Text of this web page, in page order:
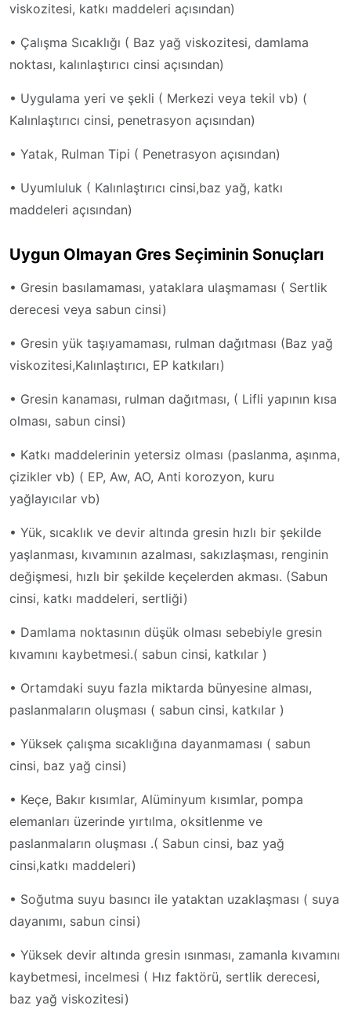
viskozitesi, katkı maddeleri açısından)
• Çalışma Sıcaklığı ( Baz yağ viskozitesi, damlama
noktası, kalınlaştırıcı cinsi açısından)
• Uygulama yeri ve şekli ( Merkezi veya tekil vb) (
Kalınlaştırıcı cinsi, penetrasyon açısından)
• Yatak, Rulman Tipi ( Penetrasyon açısından)
• Uyumluluk ( Kalınlaştırıcı cinsi,baz yağ, katkı
maddeleri açısından)
Uygun Olmayan Gres Seçiminin Sonuçları
• Gresin basılamaması, yataklara ulaşmaması ( Sertlik
derecesi veya sabun cinsi)
• Gresin yük taşıyamaması, rulman dağıtması (Baz yağ
viskozitesi,Kalınlaştırıcı, EP katkıları)
• Gresin kanaması, rulman dağıtması, ( Lifli yapının kısa
olması, sabun cinsi)
• Katkı maddelerinin yetersiz olması (paslanma, aşınma,
çizikler vb) ( EP, Aw, AO, Anti korozyon, kuru
yağlayıcılar vb)
• Yük, sıcaklık ve devir altında gresin hızlı bir şekilde
yaşlanması, kıvamının azalması, sakızlaşması, renginin
değişmesi, hızlı bir şekilde keçelerden akması. (Sabun
cinsi, katkı maddeleri, sertliği)
• Damlama noktasının düşük olması sebebiyle gresin
kıvamını kaybetmesi.( sabun cinsi, katkılar )
• Ortamdaki suyu fazla miktarda bünyesine alması,
paslanmaların oluşması ( sabun cinsi, katkılar )
• Yüksek çalışma sıcaklığına dayanmaması ( sabun
cinsi, baz yağ cinsi)
• Keçe, Bakır kısımlar, Alüminyum kısımlar, pompa
elemanları üzerinde yırtılma, oksitlenme ve
paslanmaların oluşması .( Sabun cinsi, baz yağ
cinsi,katkı maddeleri)
• Soğutma suyu basıncı ile yataktan uzaklaşması ( suya
dayanımı, sabun cinsi)
• Yüksek devir altında gresin ısınması, zamanla kıvamını
kaybetmesi, incelmesi ( Hız faktörü, sertlik derecesi,
baz yağ viskozitesi)